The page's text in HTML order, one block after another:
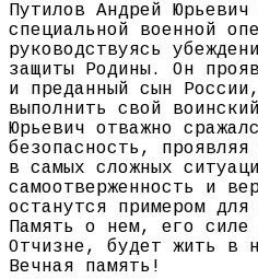
Путилов Андрей
специальной военной
руководствуясь
защиты Родины. Он
и преданный сын
выполнить свой
Юрьевич отважно
безопасность,
в самых сложных
самоотверженность и
останутся примером
Память о нем, его
Отчизне, будет жить в
Вечная память!